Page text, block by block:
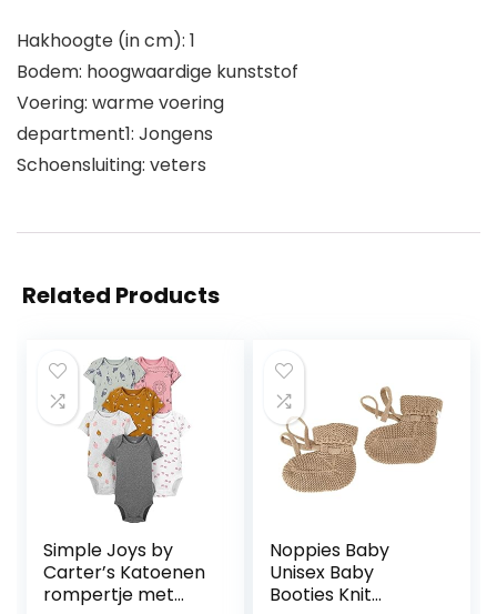
Hakhoogte (in cm): 1
Bodem: hoogwaardige kunststof
Voering: warme voering
department1: Jongens
Schoensluiting: veters
Related Products
Simple Joys by
Carter’s Katoenen
rompertje met
Noppies Baby
Unisex Baby
Booties Knit